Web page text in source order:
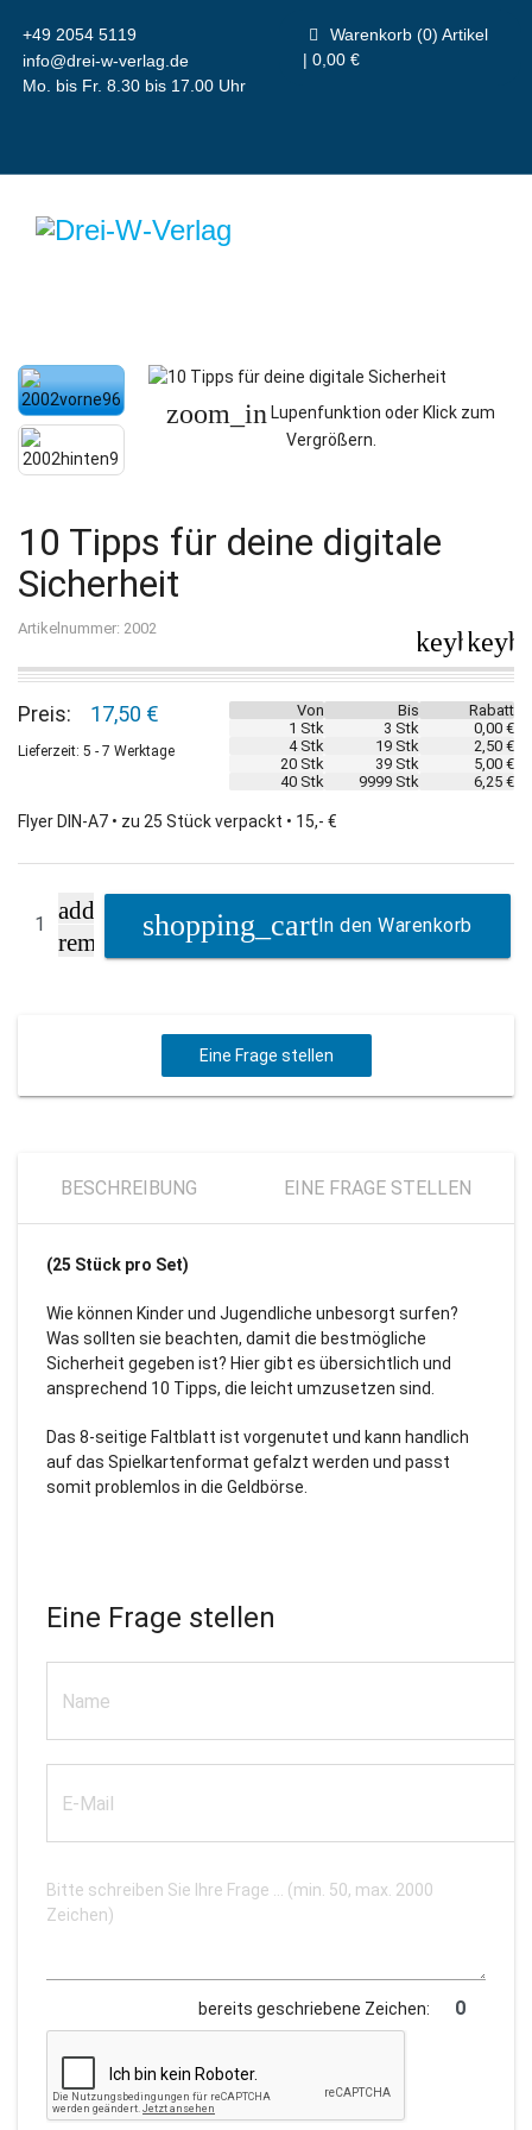
+49 2054 5119
info@drei-w-verlag.de
Mo. bis Fr. 8.30 bis 17.00 Uhr
Warenkorb (0) Artikel
| 0,00 €
zoom_in Lupenfunktion oder Klick zum
Vergrößern.
10 Tipps für deine digitale
Sicherheit
Artikelnummer: 2002
Von Bis
Rabatt
1 Stk
3 Stk
0,00 €
4 Stk
19 Stk
2,50 €
20 Stk
39 Stk
5,00 €
40 Stk
9999 Stk 6,25 €
Preis: 17,50 €
Lieferzeit: 5 - 7 Werktage
Flyer DIN-A7 • zu 25 Stück verpackt • 15,- €
add
remove
In den Warenkorb
Eine Frage stellen
BESCHREIBUNG EINE FRAGE STELLEN
(25 Stück pro Set)
Wie können Kinder und Jugendliche unbesorgt surfen?
Was sollten sie beachten, damit die bestmögliche
Sicherheit gegeben ist? Hier gibt es übersichtlich und
ansprechend 10 Tipps, die leicht umzusetzen sind.
Das 8-seitige Faltblatt ist vorgenutet und kann handlich
auf das Spielkartenformat gefalzt werden und passt
somit problemlos in die Geldbörse.
Eine Frage stellen
bereits geschriebene Zeichen: